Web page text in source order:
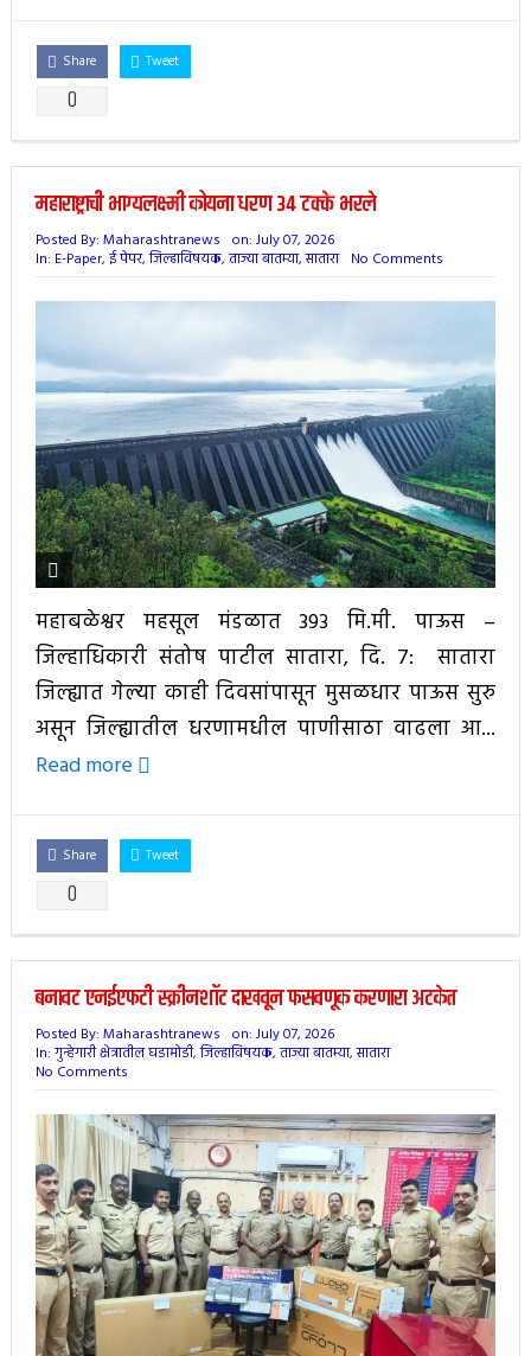
Share
0
Tweet
महाराष्ट्राची भाग्यलक्ष्मी कोयना धरण 34 टक्के भरले
Posted By: Maharashtranews on: July 07, 2026
In: E-Paper, ई पेपर,जिल्हाविषयक, ताज्या बातम्या,सातारा No Comments
महाबळेश्वर महसूल मंडळात 393 मि.मी. पाऊस –
जिल्हाधिकारी संतोष पाटील सातारा, दि. 7: सातारा
जिल्ह्यात गेल्या काही दिवसांपासून मुसळधार पाऊस सुरु
असून जिल्ह्यातील धरणामधील पाणीसाठा वाढला आ...
Read more
Share
0
Tweet
बनावट एनईएफटी स्क्रीनशॉट दाखवून फसवणूक करणारा अटकेत
Posted By: Maharashtranews on: July 07, 2026
In: गुन्हेगारी क्षेत्रातील घडामोडी,जिल्हाविषयक, ताज्या बातम्या,सातारा
No Comments